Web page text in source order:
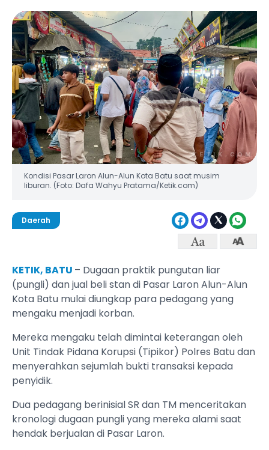
Kondisi Pasar Laron Alun-Alun Kota Batu saat musim
liburan. (Foto: Dafa Wahyu Pratama/Ketik.com)
Daerah
KETIK, BATU – Dugaan praktik pungutan liar
(pungli) dan jual beli stan di Pasar Laron Alun-Alun
Kota Batu mulai diungkap para pedagang yang
mengaku menjadi korban.
Mereka mengaku telah dimintai keterangan oleh
Unit Tindak Pidana Korupsi (Tipikor) Polres Batu dan
menyerahkan sejumlah bukti transaksi kepada
penyidik.
Dua pedagang berinisial SR dan TM menceritakan
kronologi dugaan pungli yang mereka alami saat
hendak berjualan di Pasar Laron.